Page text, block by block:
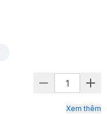
Xem thêm